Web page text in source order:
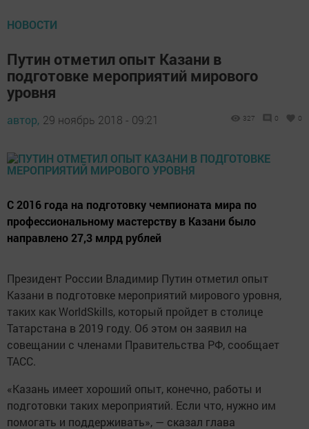
НОВОСТИ
Путин отметил опыт Казани в
подготовке мероприятий мирового
уровня
автор, 29 ноябрь 2018 - 09:21 327 0 0
С 2016 года на подготовку чемпионата мира по
профессиональному мастерству в Казани было
направлено 27,3 млрд рублей
Президент России Владимир Путин отметил опыт
Казани в подготовке мероприятий мирового уровня,
таких как WorldSkills, который пройдет в столице
Татарстана в 2019 году. Об этом он заявил на
совещании с членами Правительства РФ, сообщает
ТАСС.
«Казань имеет хороший опыт, конечно, работы и
подготовки таких мероприятий. Если что, нужно им
помогать и поддерживать», — сказал глава